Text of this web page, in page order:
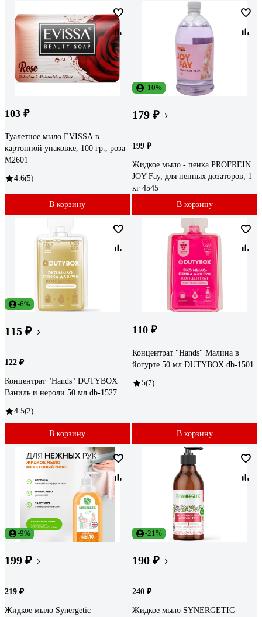
103 ₽
Туалетное мыло EVISSА в
картонной упаковке, 100 гр., роза
М2601
4.6(5)
В корзину
-10%
179 ₽
199 ₽
Жидкое мыло - пенка PROFREIN
JOY Fay, для пенных дозаторов, 1
кг 4545
В корзину
-6%
115 ₽
122 ₽
Концентрат "Hands" DUTYBOX
Ваниль и нероли 50 мл db-1527
4.5(2)
В корзину
110 ₽
Концентрат "Hands" Малина в
йогурте 50 мл DUTYBOX db-1501
5(7)
В корзину
-9%
199 ₽
219 ₽
Жидкое мыло Synergetic
-21%
190 ₽
240 ₽
Жидкое мыло SYNERGETIC